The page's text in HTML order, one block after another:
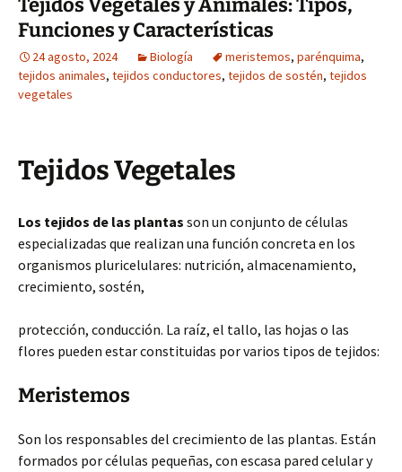
Tejidos Vegetales y Animales: Tipos,
Funciones y Características
24 agosto, 2024 Biología meristemos, parénquima,
tejidos animales, tejidos conductores, tejidos de sostén, tejidos
vegetales
Tejidos Vegetales
Los tejidos de las plantas son un conjunto de células
especializadas que realizan una función concreta en los
organismos pluricelulares: nutrición, almacenamiento,
crecimiento, sostén,
protección, conducción. La raíz, el tallo, las hojas o las
flores pueden estar constituidas por varios tipos de tejidos:
Meristemos
Son los responsables del crecimiento de las plantas. Están
formados por células pequeñas, con escasa pared celular y